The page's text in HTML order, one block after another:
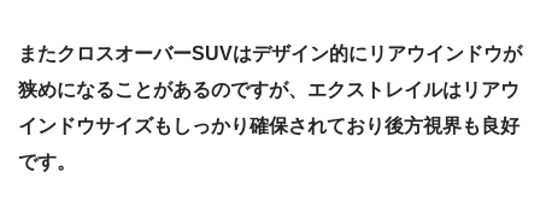
またクロスオーバーSUVはデザイン的にリアウインドウが
狭めになることがあるのですが、エクストレイルはリアウ
インドウサイズもしっかり確保されており後方視界も良好
です。